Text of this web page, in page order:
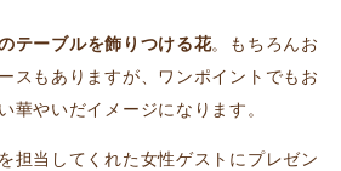
テーブルを飾りつける花。もちろんお
スもありますが、ワンポイントでもお
華やいだイメージになります。
担当してくれた女性ゲストにプレゼン